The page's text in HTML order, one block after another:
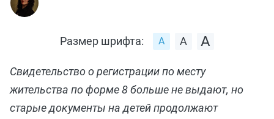
Размер шрифта:
Свидетельство о регистрации по месту
жительства по форме 8 больше не выдают, но
старые документы на детей продолжают